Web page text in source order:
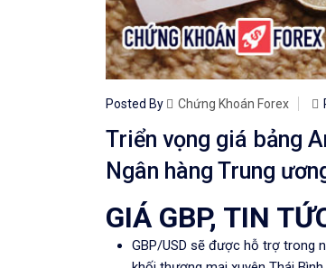
Posted By Chứng Khoán Forex
Triển vọng giá bảng
Ngân hàng Trung
GIÁ GBP, TIN
GBP/USD sẽ được hỗ trợ trong